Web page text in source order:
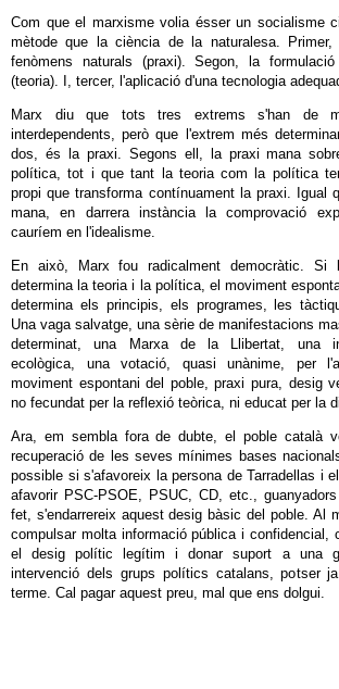
Com que el marxisme volia ésser un socialisme
mètode que la ciència de la naturalesa. Primer,
fenòmens naturals (praxi). Segon, la
(teoria). I, tercer, l'aplicació d'una tecnologia
Marx diu que tots tres extrems s'han de
interdependents, però que l'extrem més
dos, és la praxi. Segons ell, la praxi mana
política, tot i que tant la teoria com la política
propi que transforma contínuament la praxi. Igual
mana, en darrera instància la comprovació
cauríem en l'idealisme.
En això, Marx fou radicalment democràtic.
determina la teoria i la política, el moviment
determina els principis, els programes, les
Una vaga salvatge, una sèrie de manifestacions
determinat, una Marxa de la Llibertat, una
ecològica, una votació, quasi unànime, per
moviment espontani del poble, praxi pura, desig
no fecundat per la reflexió teòrica, ni educat per la
Ara, em sembla fora de dubte, el poble català
recuperació de les seves mínimes bases
possible si s'afavoreix la persona de Tarradellas i
afavorir PSC-PSOE, PSUC, CD, etc.,
fet, s'endarrereix aquest desig bàsic del poble. Al
compulsar molta informació pública i confidencial,
el desig polític legítim i donar suport a una
intervenció dels grups polítics catalans, potser
terme. Cal pagar aquest preu, mal que ens dolgui.